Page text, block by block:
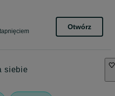
Otwórz
siebie